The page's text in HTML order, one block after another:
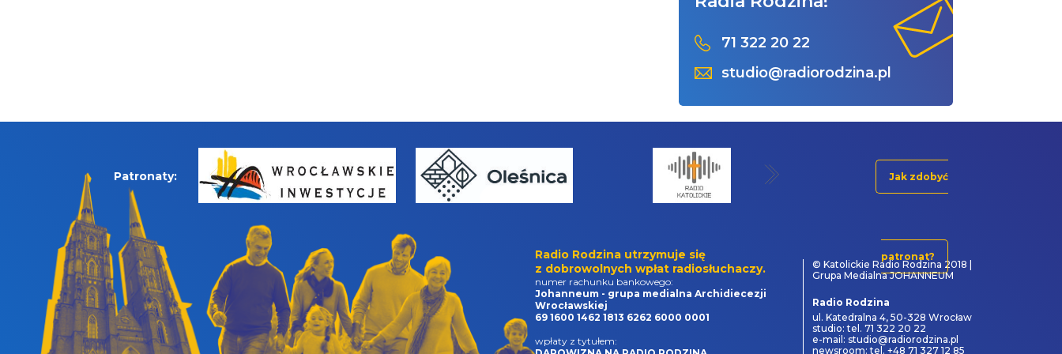
71 322 20 22
studio@radiorodzina.pl
Patronaty: Jak zdobyć
patronat?
Radio Rodzina utrzymuje się
z dobrowolnych wpłat radiosłuchaczy.
numer rachunku bankowego:
Johanneum - grupa medialna Archidiecezji
Wrocławskiej
69 1600 1462 1813 6262 6000 0001
wpłaty z tytułem:
© Katolickie Radio Rodzina 2018 |
Grupa Medialna JOHANNEUM
Radio Rodzina
ul. Katedralna 4, 50-328 Wrocław
studio: tel. 71 322 20 22
e-mail: studio@radiorodzina.pl
newsroom: tel. +48 71 327 12 85